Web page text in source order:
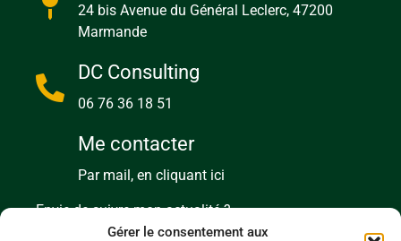
Gérer le consentement aux
24 bis Avenue du Général Leclerc, 47200
Marmande
DC Consulting
06 76 36 18 51
Me contacter
Par mail, en cliquant ici
Envie de suivre mon actualité ?
Abonnez-vous à ma newsletter !